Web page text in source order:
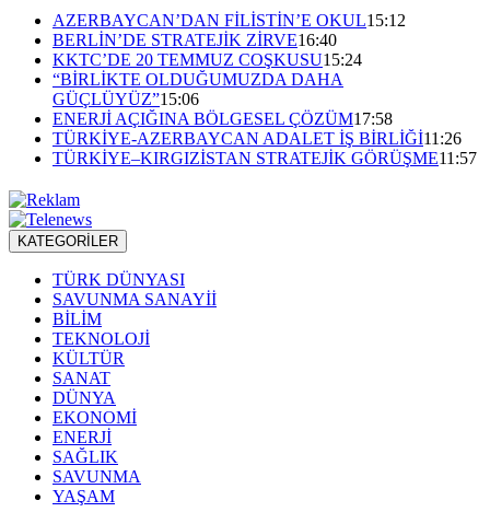
AZERBAYCAN’DAN FİLİSTİN’E OKUL15:12
BERLİN’DE STRATEJİK ZİRVE16:40
KKTC’DE 20 TEMMUZ COŞKUSU15:24
“BİRLİKTE OLDUĞUMUZDA DAHA
GÜÇLÜYÜZ”15:06
ENERJİ AÇIĞINA BÖLGESEL ÇÖZÜM17:58
TÜRKİYE-AZERBAYCAN ADALET İŞ BİRLİĞİ11:26
TÜRKİYE–KIRGIZİSTAN STRATEJİK GÖRÜŞME11:57
KATEGORİLER
TÜRK DÜNYASI
SAVUNMA SANAYİİ
BİLİM
TEKNOLOJİ
KÜLTÜR
SANAT
DÜNYA
EKONOMİ
ENERJİ
SAĞLIK
SAVUNMA
YAŞAM